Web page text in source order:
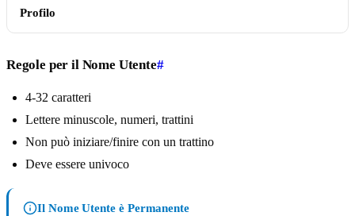
Profilo
Regole per il Nome Utente#
4-32 caratteri
Lettere minuscole, numeri, trattini
Non può iniziare/finire con un trattino
Deve essere univoco
Il Nome Utente è Permanente